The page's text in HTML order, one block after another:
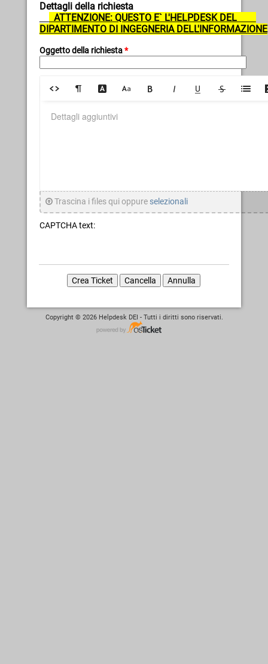
Dettagli della richiesta
ATTENZIONE: QUESTO E` L'HELPDESK DEL
DIPARTIMENTO DI INGEGNERIA DELL'INFORMAZIONE
Oggetto della richiesta*
Trascina i files qui oppure selezionali
CAPTCHA text:
Copyright © 2026 Helpdesk DEI - Tutti i diritti sono riservati.